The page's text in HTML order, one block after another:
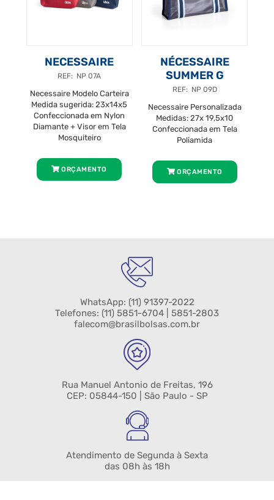
NECESSAIRE
REF: NP 07A
Necessaire Modelo Carteira
Medida sugerida: 23x14x5
Confeccionada em Nylon
Diamante + Visor em Tela
Mosquiteiro
ORÇAMENTO
NÉCESSAIRE
SUMMER G
REF: NP 09D
Necessaire Personalizada
Medidas: 27x 19,5x10
Confeccionada em Tela
Poliamida
ORÇAMENTO
WhatsApp: (11) 91397-2022
Telefones: (11) 5851-6704 | 5851-2803
falecom@brasilbolsas.com.br
Rua Manuel Antonio de Freitas, 196
CEP: 05844-150 | São Paulo - SP
Atendimento de Segunda à Sexta
das 08h às 18h